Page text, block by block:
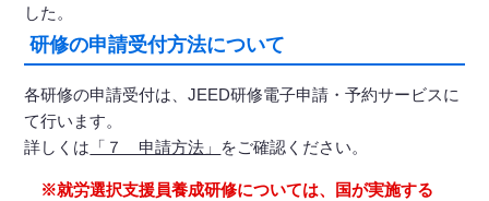
した。
研修の申請受付方法について
各研修の申請受付は、JEED研修電子申請・予約サービスに
て行います。
詳しくは 「７ 申請方法」 をご確認ください。
※就労選択支援員養成研修については、国が実施する